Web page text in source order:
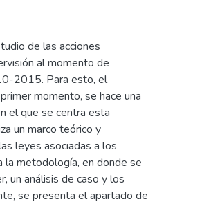
de las acciones
al momento de
2015. Para esto, el
momento, se hace una
el que se centra esta
un marco teórico y
leyes asociadas a los
la metodología, en donde se
un análisis de caso y los
se presenta el apartado de